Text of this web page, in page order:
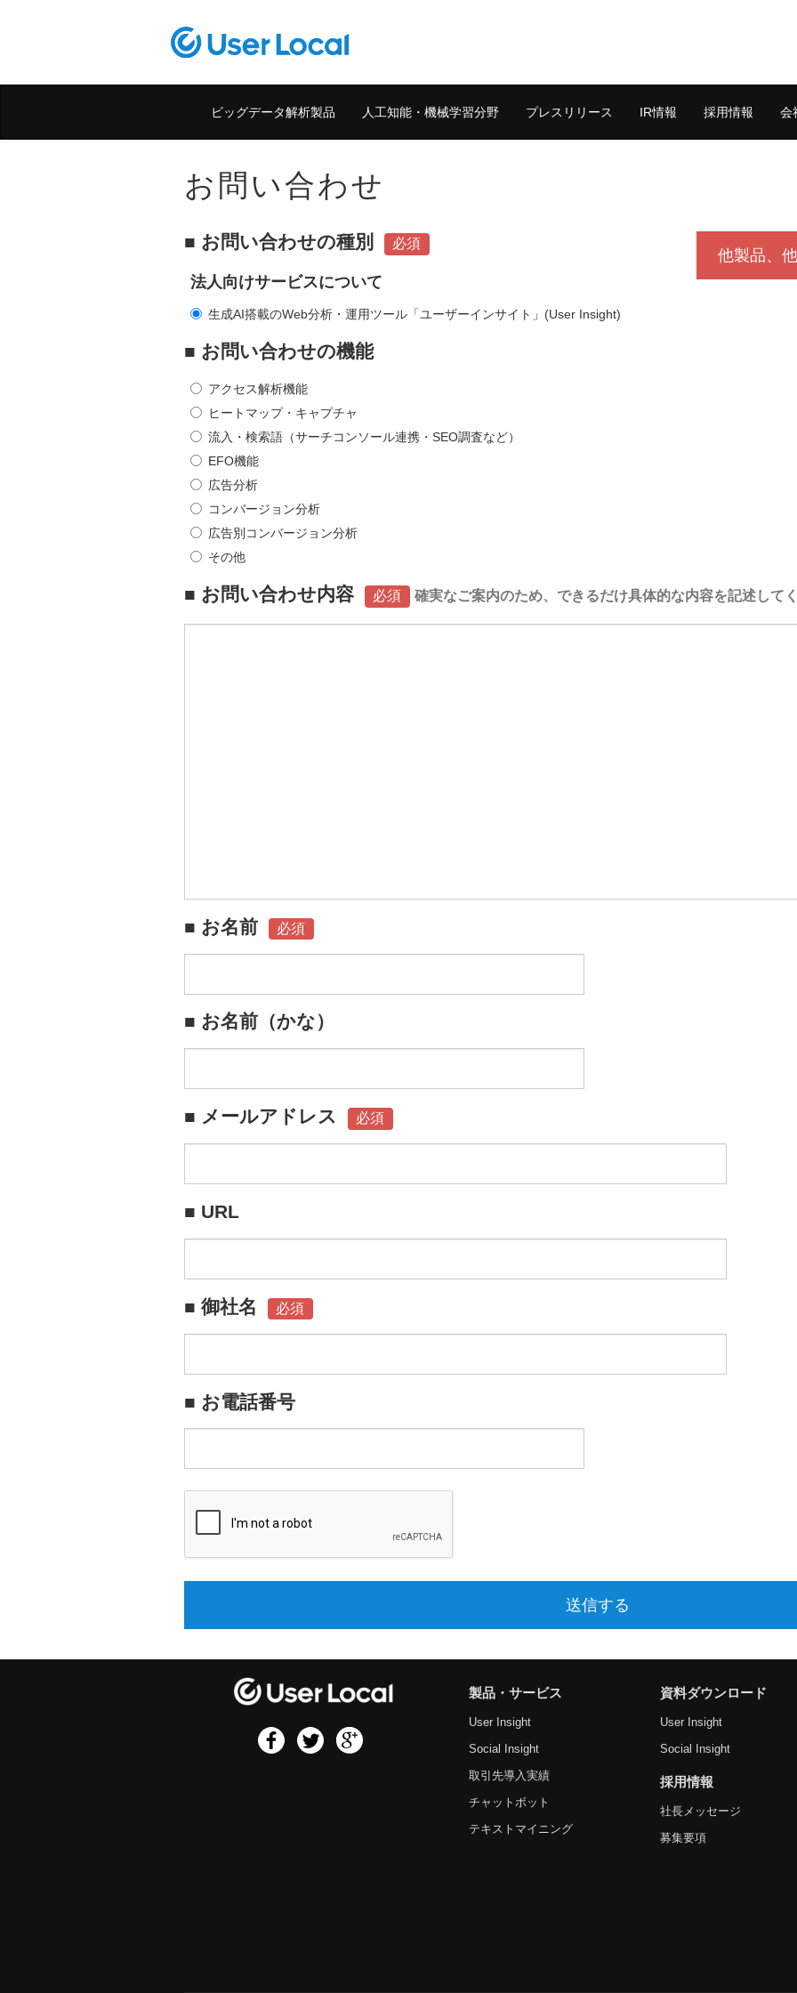
ビッグデータ解析製品 人工知能・機械学習分野 プレスリリース IR情報 採用情報 会
お問い合わせ
■ お問い合わせの種別 必須
他製品、
法人向けサービスについて
生成AI搭載のWeb分析・運用ツール「ユーザーインサイト」(User Insight)
■ お問い合わせの機能
アクセス解析機能
ヒートマップ・キャプチャ
流入・検索語（サーチコンソール連携・SEO調査など）
EFO機能
広告分析
コンバージョン分析
広告別コンバージョン分析
その他
■ お問い合わせ内容 必須 確実なご案内のため、できるだけ具体的な内容を記述して
■ お名前 必須
■ お名前（かな）
■ メールアドレス 必須
■ URL
■ 御社名 必須
■ お電話番号
製品・サービス
User Insight
Social Insight
取引先導入実績
チャットボット
テキストマイニング
資料ダウンロード
User Insight
Social Insight
採用情報
社長メッセージ
募集要項